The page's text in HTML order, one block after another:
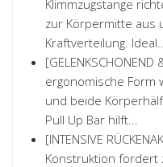
Klimmzugstange
zur Körpermitte aus
Kraftverteilung. Ideal...
ergonomische Form
und beide
Pull Up Bar hilft...
[INTENSIVE
Konstruktion fordert